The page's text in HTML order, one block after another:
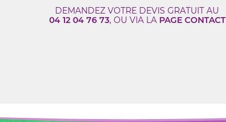
DEMANDEZ VOTRE DEVIS GRATUIT AU
04 12 04 76 73, OU VIA LA PAGE CONTACT